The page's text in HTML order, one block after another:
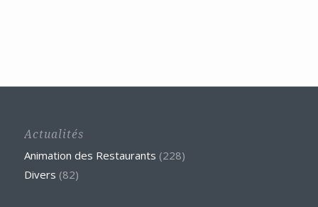
Actualités
Animation des Restaurants (228)
Divers (82)